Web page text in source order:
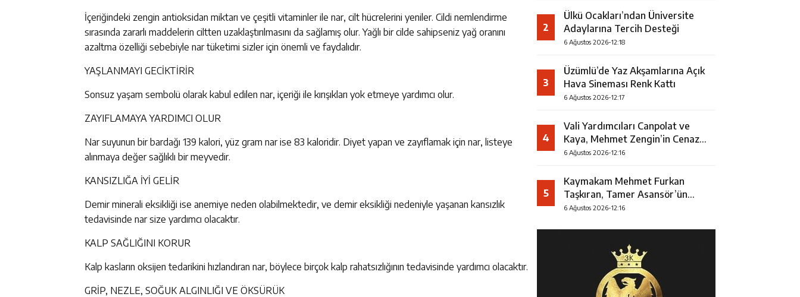
İçeriğindeki zengin antioksidan miktarı ve çeşitli vitaminler ile nar, cilt hücrelerini yeniler. Cildi nemlendirme
sırasında zararlı maddelerin ciltten uzaklaştırılmasını da sağlamış olur. Yağlı bir cilde sahipseniz yağ oranını
azaltma özelliği sebebiyle nar tüketimi sizler için önemli ve faydalıdır.
YAŞLANMAYI GECİKTİRİR
Sonsuz yaşam sembolü olarak kabul edilen nar, içeriği ile kırışıkları yok etmeye yardımcı olur.
ZAYIFLAMAYA YARDIMCI OLUR
Nar suyunun bir bardağı 139 kalori, yüz gram nar ise 83 kaloridir. Diyet yapan ve zayıflamak için nar, listeye
alınmaya değer sağlıklı bir meyvedir.
KANSIZLIĞA İYİ GELİR
Demir minerali eksikliği ise anemiye neden olabilmektedir, ve demir eksikliği nedeniyle yaşanan kansızlık
tedavisinde nar size yardımcı olacaktır.
KALP SAĞLIĞINI KORUR
Kalp kasların oksijen tedarikini hızlandıran nar, böylece birçok kalp rahatsızlığının tedavisinde yardımcı olacaktır.
GRİP, NEZLE, SOĞUK ALGINLIĞI VE ÖKSÜRÜK
2
Ülkü Ocakları’ndan Üniversite
Adaylarına Tercih Desteği
6 Ağustos 2026-12:18
3
Üzümlü’de Yaz Akşamlarına Açık
Hava Sineması Renk Kattı
6 Ağustos 2026-12:17
4
Vali Yardımcıları Canpolat ve
Kaya, Mehmet Zengin’in Cenaze
Törenine Katıldı
6 Ağustos 2026-12:16
5
Kaymakam Mehmet Furkan
Taşkıran, Tamer Asansör’ün
Açılışına Katıldı
6 Ağustos 2026-12:16